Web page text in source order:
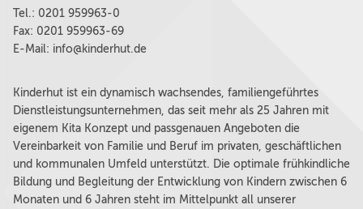
Tel.: 0201 959963-0
Fax: 0201 959963-69
E-Mail: info@kinderhut.de
Kinderhut ist ein dynamisch wachsendes, familiengeführtes
Dienstleistungsunternehmen, das seit mehr als 25 Jahren mit
eigenem Kita Konzept und passgenauen Angeboten die
Vereinbarkeit von Familie und Beruf im privaten, geschäftlichen
und kommunalen Umfeld unterstützt. Die optimale frühkindliche
Bildung und Begleitung der Entwicklung von Kindern zwischen 6
Monaten und 6 Jahren steht im Mittelpunkt all unserer